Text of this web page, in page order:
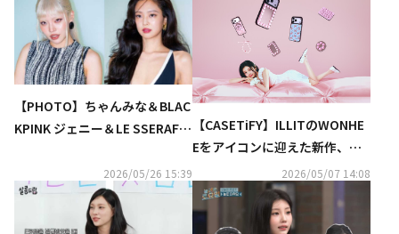
【PHOTO】ちゃんみな＆BLAC
KPINK ジェニー＆LE SSERAFIM
2026/05/26 15:39
【CASETiFY】ILLITのWONHE
Eをアイコンに迎えた新作、「S
nappy(TM) スナップ & スティ
ック」コレクションをCASETiF
Yから発表
2026/05/07 14:08